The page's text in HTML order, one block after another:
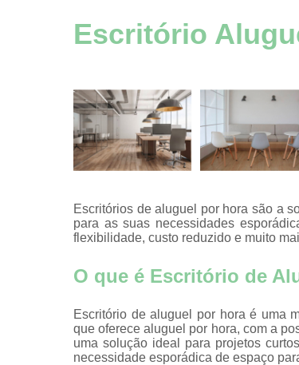
Escritório
Escritórios de aluguel por hora são a
para as suas necessidades
flexibilidade, custo reduzido e muito
O que é Escritório de
Escritório de aluguel por hora é uma
que oferece aluguel por hora, com a
uma solução ideal para projetos
necessidade esporádica de espaço